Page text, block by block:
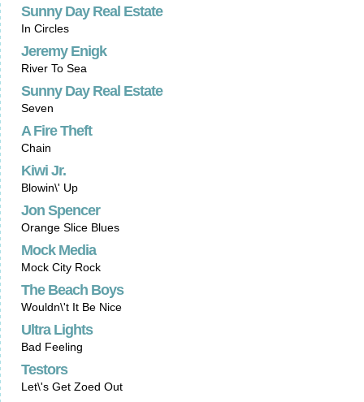
Sunny Day Real Estate
In Circles
Jeremy Enigk
River To Sea
Sunny Day Real Estate
Seven
A Fire Theft
Chain
Kiwi Jr.
Blowin\' Up
Jon Spencer
Orange Slice Blues
Mock Media
Mock City Rock
The Beach Boys
Wouldn\'t It Be Nice
Ultra Lights
Bad Feeling
Testors
Let\'s Get Zoed Out